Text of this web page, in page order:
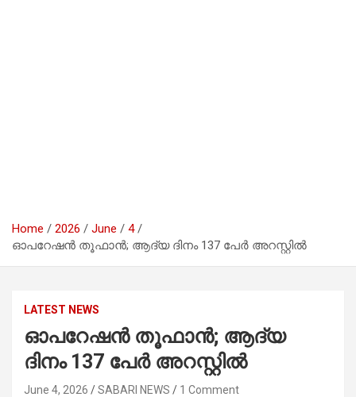
Home 2026 June
4
ഓപറേഷന്‍ തൂഫാന്‍; ആദ്യ ദിനം 137 പേര്‍ അറസ്റ്റില്‍
LATEST NEWS
ഓപറേഷന്‍ തൂഫാന്‍; ആദ്യ
ദിനം 137 പേര്‍ അറസ്റ്റില്‍
June 4, 2026 SABARI NEWS 1 Comment